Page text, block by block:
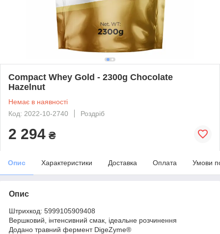
Compact Whey Gold - 2300g Chocolate
Hazelnut
Немає в наявності
Код: 2022-10-2740
Роздріб
2 294 ₴
Опис Характеристики Доставка Оплата Умови
Опис
Штрихкод: 5999105909408
Вершковий, інтенсивний смак, ідеальне розчинення
Додано травний фермент DigeZyme®